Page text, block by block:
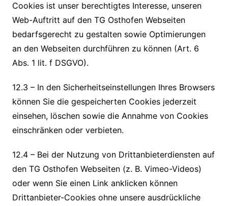
Cookies ist unser berechtigtes Interesse, unseren
Web-Auftritt auf den TG Osthofen Webseiten
bedarfsgerecht zu gestalten sowie Optimierungen
an den Webseiten durchführen zu können (Art. 6
Abs. 1 lit. f DSGVO).
12.3 – In den Sicherheitseinstellungen Ihres Browsers
können Sie die gespeicherten Cookies jederzeit
einsehen, löschen sowie die Annahme von Cookies
einschränken oder verbieten.
12.4 – Bei der Nutzung von Drittanbieterdiensten auf
den TG Osthofen Webseiten (z. B. Vimeo-Videos)
oder wenn Sie einen Link anklicken können
Drittanbieter-Cookies ohne unsere ausdrückliche